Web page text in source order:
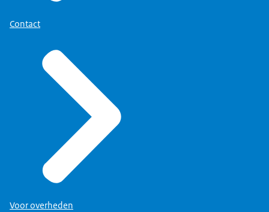
Contact
Voor overheden